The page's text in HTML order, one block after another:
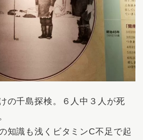
の千島探検。６人中３人が死
知識も浅くビタミンC不足で起